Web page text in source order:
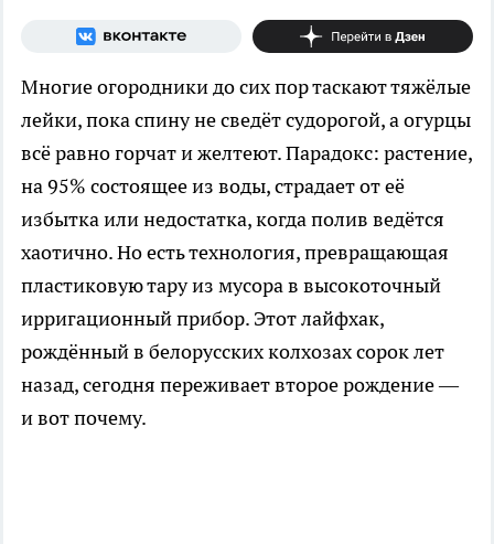
Многие огородники до сих пор таскают тяжёлые
лейки, пока спину не сведёт судорогой, а огурцы
всё равно горчат и желтеют. Парадокс: растение,
на 95% состоящее из воды, страдает от её
избытка или недостатка, когда полив ведётся
хаотично. Но есть технология, превращающая
пластиковую тару из мусора в высокоточный
ирригационный прибор. Этот лайфхак,
рождённый в белорусских колхозах сорок лет
назад, сегодня переживает второе рождение —
и вот почему.